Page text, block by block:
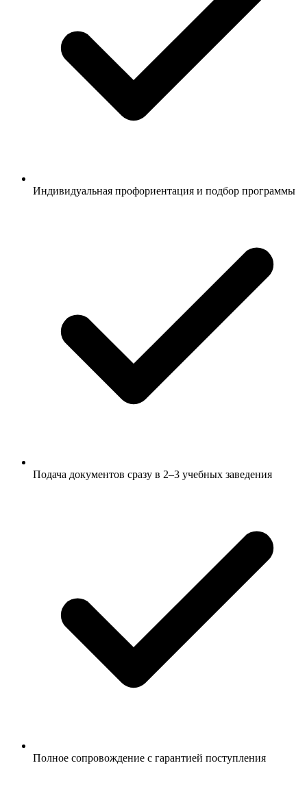
Индивидуальная профориентация и подбор программы
Подача документов сразу в 2–3 учебных заведения
Полное сопровождение с гарантией поступления